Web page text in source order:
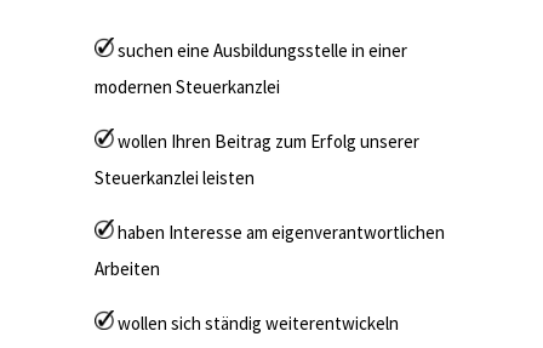
suchen eine Ausbildungsstelle in einer
modernen Steuerkanzlei
wollen Ihren Beitrag zum Erfolg unserer
Steuerkanzlei leisten
haben Interesse am eigenverantwortlichen
Arbeiten
wollen sich ständig weiterentwickeln